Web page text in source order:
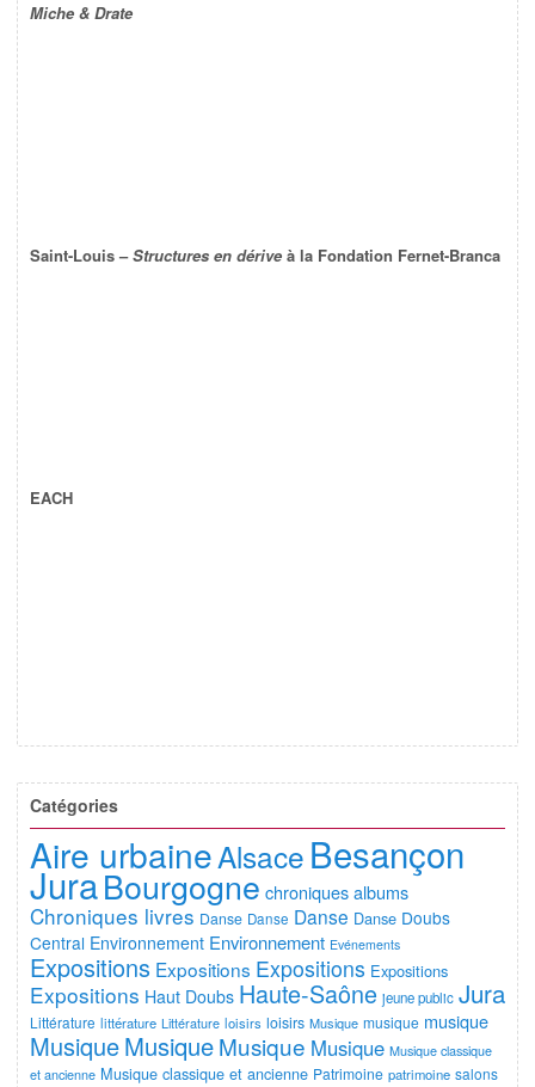
Miche & Drate
Saint-Louis –Structures en dérive à la Fondation Fernet-Branca
EACH
Catégories
Aire urbaineAlsace Besançon
JuraBourgogne chroniques albums
Chroniques livres Danse Danse Danse Danse Doubs
Central Environnement Environnement Evénements
Expositions Expositions Expositions Expositions
Expositions Haut Doubs Haute-Saône jeune public Jura
Littérature littérature Littérature loisirs loisirs Musique musique musique
MusiqueMusiqueMusique Musique Musique classique
et ancienne Musique classique et ancienne Patrimoine patrimoine salons